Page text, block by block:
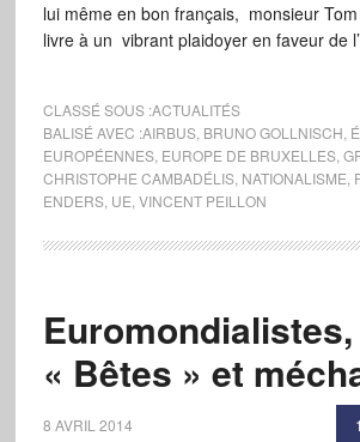
lui même en bon français, monsieur Tom
livre à un vibrant plaidoyer en faveur de
CLASSÉ SOUS :ACTUALITÉS
BALISÉ AVEC :AIRBUS, BRUNO GOLLNISCH
EUROPÉENNES, EUROPE DE BRUXELLES,
CHRISTOPHE CAMBADÉLIS, NATIONALISME
ENDERS, UE VINCENT PEILLON
Euromondialistes,
« Bêtes » et
8 AVRIL 2014